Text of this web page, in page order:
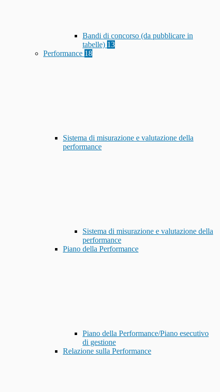
Bandi di concorso (da pubblicare in
tabelle) 13
Performance 18
Sistema di misurazione e valutazione della
performance
Sistema di misurazione e valutazione della
performance
Piano della Performance
Piano della Performance/Piano esecutivo
di gestione
Relazione sulla Performance